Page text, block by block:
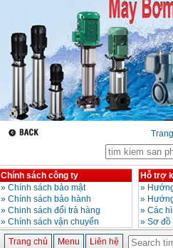
Chính sách công ty
» Chính sách bảo mật
» Chính sách bảo hành
» Chinh sách đổi trả hàng
» Chính sách vận chuyển
Hỗ trợ
»
»
» Các
» Sơ
Trang chủ Menu Liên hệ